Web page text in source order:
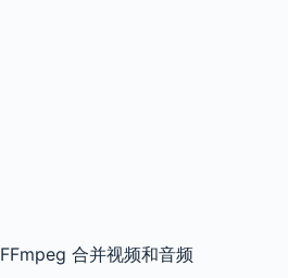
FFmpeg 合并视频和音频